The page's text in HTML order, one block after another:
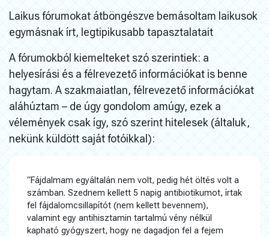
Laikus fórumokat átböngészve bemásoltam laikusok
egymásnak írt, legtipikusabb tapasztalatait
A fórumokból kiemelteket szó szerintiek: a
helyesírási és a félrevezető információkat is benne
hagytam. A szakmaiatlan, félrevezető információkat
aláhúztam – de úgy gondolom amúgy, ezek a
vélemények csak így, szó szerint hitelesek (általuk,
nekünk küldött saját fotóikkal):
“Fájdalmam egyáltalán nem volt, pedig hét öltés volt a
számban. Szednem kellett 5 napig antibiotikumot, írtak
fel fájdalomcsillapítót (nem kellett bevennem),
valamint egy antihisztamin tartalmú vény nélkül
kapható gyógyszert, hogy ne dagadjon fel a fejem